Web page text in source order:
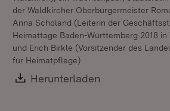
der Waldkircher Oberbürgermeister
Anna Scholand (Leiterin der
Heimattage Baden-Württemberg 2018 in
und Erich Birkle (Vorsitzender des
für Heimatpflege)
Download:
Herunterladen